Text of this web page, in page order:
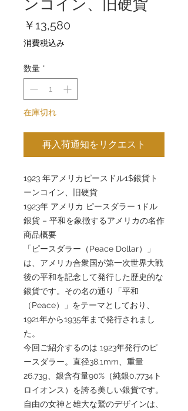
ンコイン、旧硬貨
￥13,580
消費税込み
数量 *
在庫切れ
再入荷通知をリクエスト
1923 年アメリカピースドル1$銀貨ト
ーンコイン、旧硬貨
1923年 アメリカ ピースダラー 1ドル
銀貨 – 平和を象徴するアメリカの名作
商品概要
「ピースダラー（Peace Dollar）」
は、アメリカ合衆国が第一次世界大戦
後の平和を記念して発行した歴史的な
銀貨です。その名の通り「平和
（Peace）」をテーマとしており、
1921年から1935年まで発行されまし
た。
今回ご紹介するのは 1923年発行のピ
ースダラー。直径38.1mm、重量
26.73g、銀含有量90%（純銀0.7734ト
ロイオンス）を誇る美しい銀貨です。
自由の女神と雄大な鷲のデザインは、